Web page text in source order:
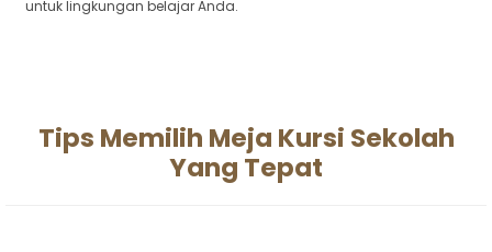
untuk lingkungan belajar Anda.
Tips Memilih Meja Kursi Sekolah
Yang Tepat